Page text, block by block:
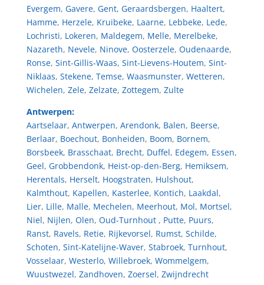
Evergem, Gavere, Gent, Geraardsbergen, Haaltert,
Hamme, Herzele, Kruibeke, Laarne, Lebbeke, Lede,
Lochristi, Lokeren, Maldegem, Melle, Merelbeke,
Nazareth, Nevele, Ninove, Oosterzele, Oudenaarde,
Ronse, Sint-Gillis-Waas, Sint-Lievens-Houtem, Sint-
Niklaas, Stekene, Temse, Waasmunster, Wetteren,
Wichelen, Zele, Zelzate, Zottegem, Zulte
Antwerpen:
Aartselaar, Antwerpen, Arendonk, Balen, Beerse,
Berlaar, Boechout, Bonheiden, Boom, Bornem,
Borsbeek, Brasschaat, Brecht, Duffel, Edegem, Essen,
Geel, Grobbendonk, Heist-op-den-Berg, Hemiksem,
Herentals, Herselt, Hoogstraten, Hulshout,
Kalmthout, Kapellen, Kasterlee, Kontich, Laakdal,
Lier, Lille, Malle, Mechelen, Meerhout, Mol, Mortsel,
Niel, Nijlen, Olen, Oud-Turnhout , Putte, Puurs,
Ranst, Ravels, Retie, Rijkevorsel, Rumst, Schilde,
Schoten, Sint-Katelijne-Waver, Stabroek, Turnhout,
Vosselaar, Westerlo, Willebroek, Wommelgem,
Wuustwezel, Zandhoven, Zoersel, Zwijndrecht